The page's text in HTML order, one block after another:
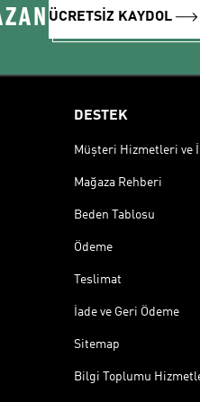
ÜCRETSİZ KAYDOL
DESTEK
Müşteri Hizmetleri ve
Mağaza Rehberi
Beden Tablosu
Ödeme
Teslimat
İade ve Geri Ödeme
Sitemap
Bilgi Toplumu